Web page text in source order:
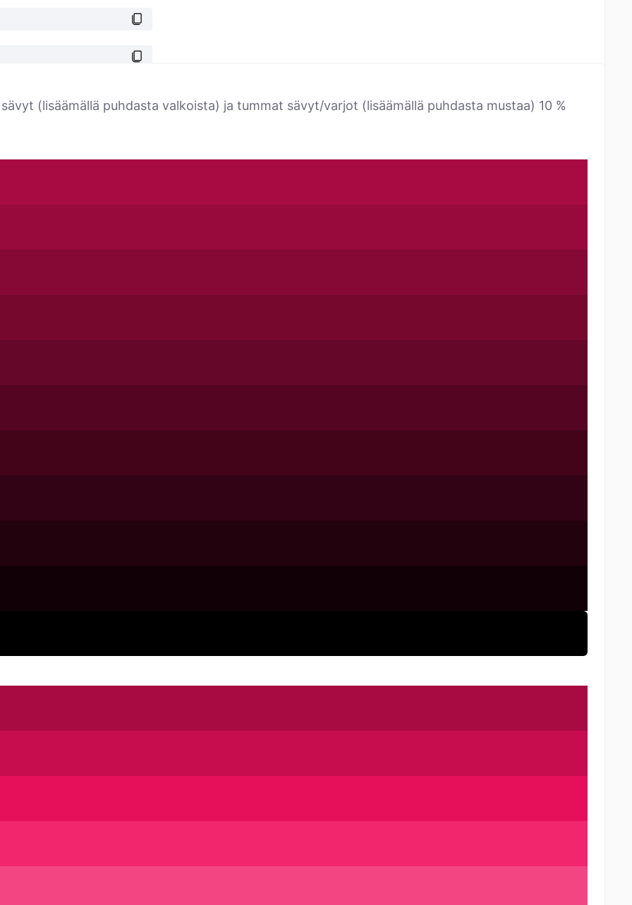
(lisäämällä puhdasta valkoista) ja tummat sävyt/varjot (lisäämällä puhdasta mustaa) 10 %